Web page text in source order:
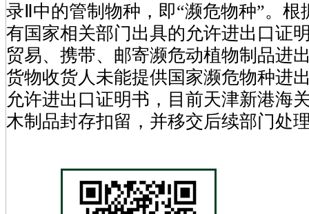
录Ⅱ中的管制物种，即“濒危物种”。
有国家相关部门出具的允许进出口证
贸易、携带、邮寄濒危动植物制品进
货物收货人未能提供国家濒危物种进
允许进出口证明书，目前天津新港海
木制品封存扣留，并移交后续部门处